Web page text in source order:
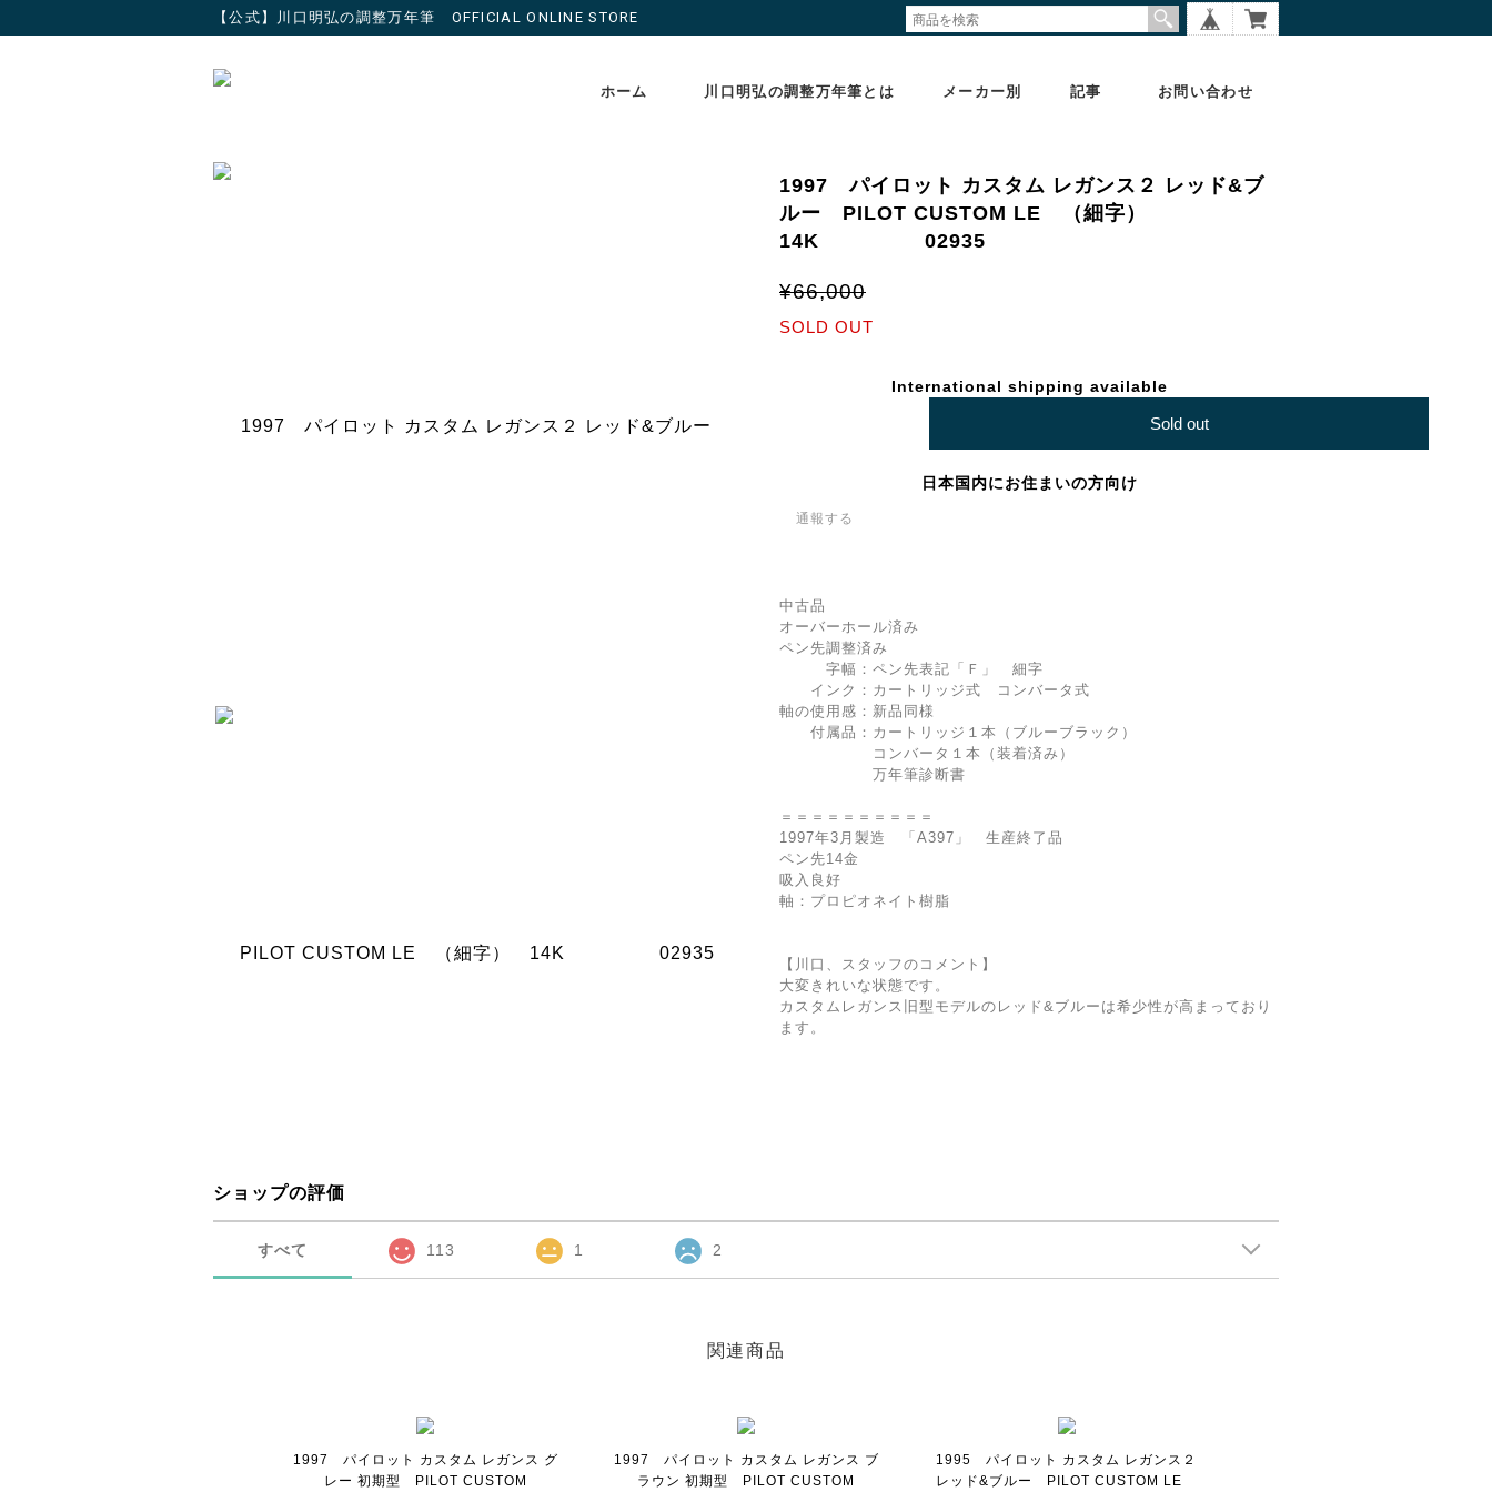
【公式】川口明弘の調整万年筆 OFFICIAL ONLINE STORE
ホーム 川口明弘の調整万年筆とは メーカー別 記事 お問い合わせ
1997 パイロット カスタム レガンス２ レッド&ブ
ルー PILOT CUSTOM LE （細字）
14K 02935
¥66,000
SOLD OUT
International shipping available
Sold out
日本国内にお住まいの方向け
通報する
中古品
オーバーホール済み
ペン先調整済み
字幅：ペン先表記「Ｆ」 細字
インク：カートリッジ式 コンバータ式
軸の使用感：新品同様
付属品：カートリッジ１本（ブルーブラック）
コンバータ１本（装着済み）
万年筆診断書
＝＝＝＝＝＝＝＝＝＝
1997年3月製造 「A397」 生産終了品
ペン先14金
吸入良好
軸：プロピオネイト樹脂
【川口、スタッフのコメント】
大変きれいな状態です。
カスタムレガンス旧型モデルのレッド&ブルーは希少性が高まっており
ます。
ショップの評価
すべて 113 1 2
関連商品
1997 パイロット カスタム レガンス グ
レー 初期型 PILOT CUSTOM
1997 パイロット カスタム レガンス ブ
ラウン 初期型 PILOT CUSTOM
1995 パイロット カスタム レガンス２
レッド&ブルー PILOT CUSTOM LE